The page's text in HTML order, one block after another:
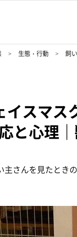
生態・行動 飼
イスマ
と心理
さんを見たとき